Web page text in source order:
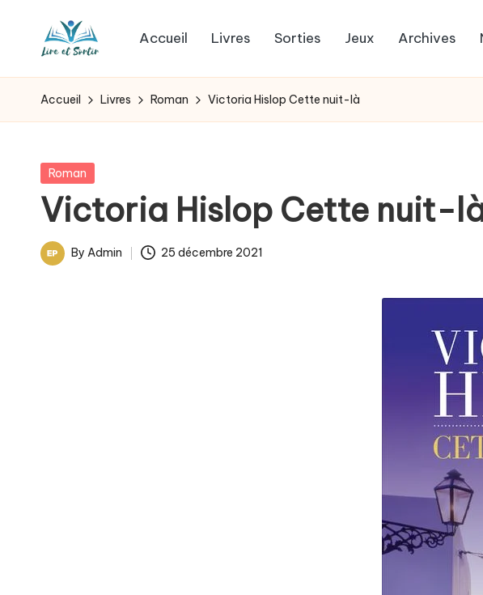
L
i
e
e
t
livres
pour
les
goûts,
des
pour
Accueil Livres Sorties Jeux Archives
Accueil Livres Roman Victoria Hislop Cette nuit-là
Posted
Roman
Victoria Hislop Cette nuit-
Posted
By Admin 25 décembre 2021